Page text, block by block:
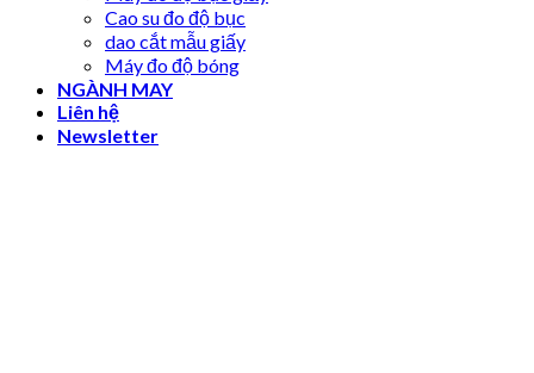
Cao su đo độ bục
dao cắt mẫu giấy
Máy đo độ bóng
NGÀNH MAY
Liên hệ
Newsletter